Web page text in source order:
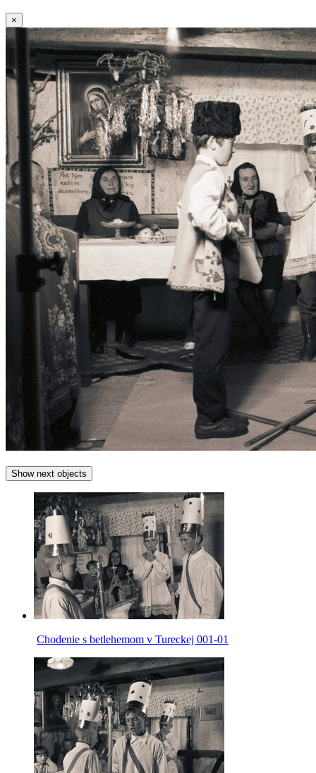
×
Show next objects
Chodenie s betlehemom v Tureckej 001-01